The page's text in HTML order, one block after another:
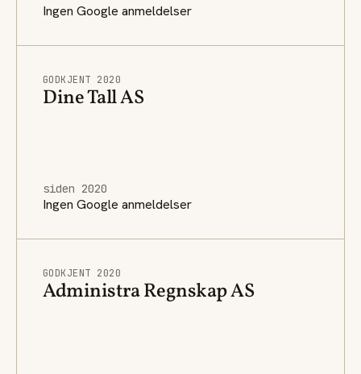
Ingen Google anmeldelser
GODKJENT 2020
Dine Tall AS
siden 2020
Ingen Google anmeldelser
GODKJENT 2020
Administra Regnskap AS